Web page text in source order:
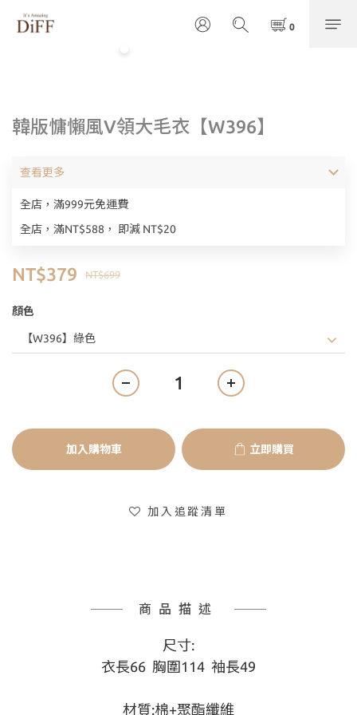
韓版慵懶風V領大毛衣【W396】
全店，滿999元免運費
全店，滿NT$588， 即減 NT$20
查看更多
NT$699
NT$379
顏色
加入購物車 立即購買
加入追蹤清單
商品描述
尺寸:
衣長66 胸圍114 袖長49
材質:棉+聚酯纖維